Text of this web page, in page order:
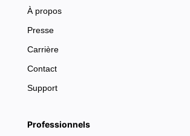
À propos
Presse
Carrière
Contact
Support
Professionnels